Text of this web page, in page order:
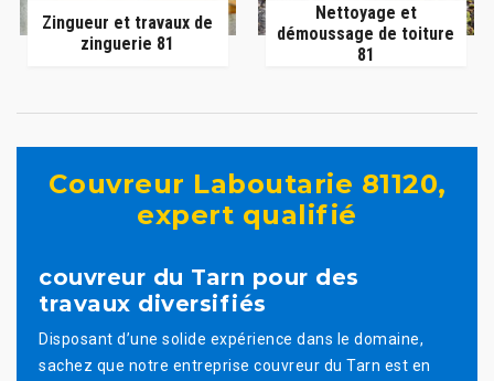
Zingueur et travaux de
zinguerie 81
Nettoyage et
démoussage de toiture
81
Couvreur Laboutarie 81120,
expert qualifié
couvreur du Tarn pour des
travaux diversifiés
Disposant d’une solide expérience dans le domaine,
sachez que notre entreprise couvreur du Tarn est en